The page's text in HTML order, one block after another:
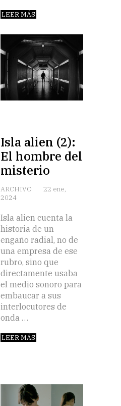
LEER MÁS
Isla alien (2):
El hombre del
misterio
ARCHIVO
22 ene,
2024
Isla alien cuenta la
historia de un
engaño radial, no de
una empresa de ese
rubro, sino que
directamente usaba
el medio sonoro para
embaucar a sus
interlocutores de
onda …
LEER MÁS